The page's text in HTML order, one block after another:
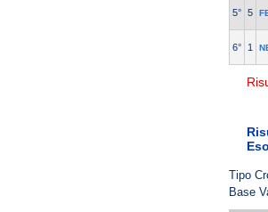
5° 5
6° 1
Tipo
Base